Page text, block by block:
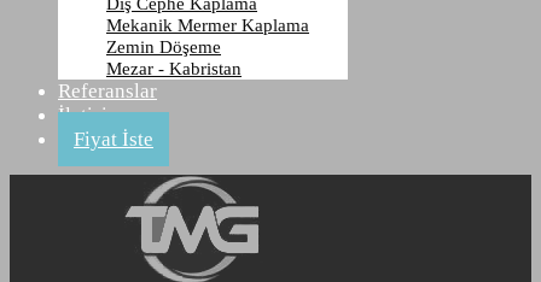
Mekanik Mermer Kaplama
Zemin Döşeme
Mezar - Kabristan
Referanslar
İletişim
Fiyat İste
Hassan Green
Anasayfa
Ürünler
Hassan Green